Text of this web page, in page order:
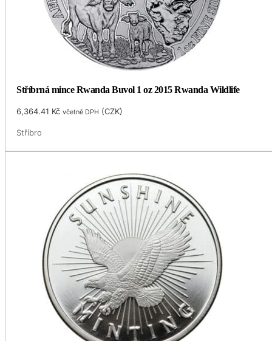
Stříbrná mince Rwanda Buvol 1 oz 2015 Rwanda Wildlife
6,364.41 Kč včetně DPH (CZK)
Stříbro